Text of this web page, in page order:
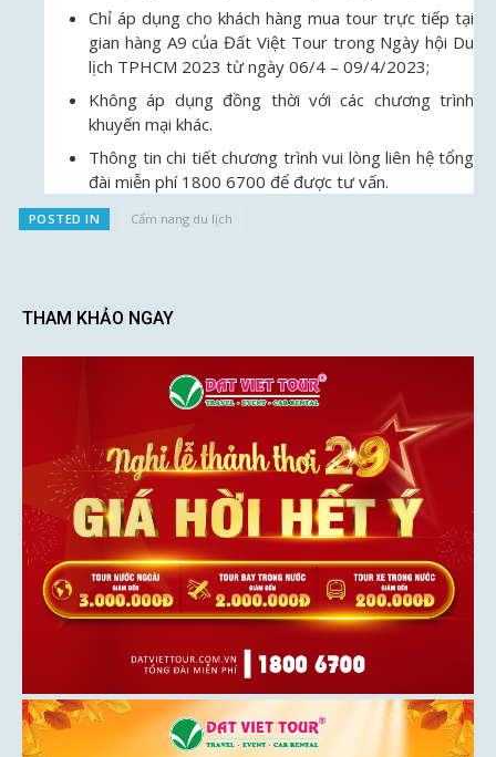
Chỉ áp dụng cho khách hàng mua tour trực tiếp tại
gian hàng A9 của Đất Việt Tour trong Ngày hội Du
lịch TPHCM 2023 từ ngày 06/4 – 09/4/2023;
Không áp dụng đồng thời với các chương trình
khuyến mại khác.
Thông tin chi tiết chương trình vui lòng liên hệ tổng
đài miễn phí 1800 6700 để được tư vấn.
POSTED IN Cẩm nang du lịch
THAM KHẢO NGAY